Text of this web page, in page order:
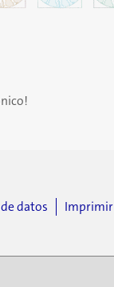
datos Imprimir